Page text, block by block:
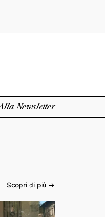
Newsletter
Scopri di più ->